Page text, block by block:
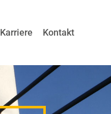
Karriere Kontakt